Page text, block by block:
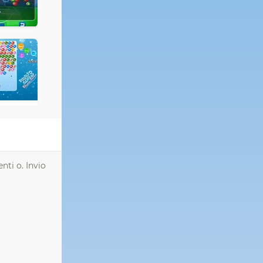
o. Invio